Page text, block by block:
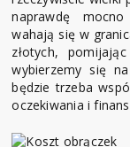
naprawdę
wahają się w
złotych,
wybierzemy się
będzie trzeba
oczekiwania i